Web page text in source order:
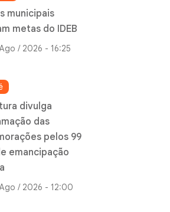
municipais
metas do IDEB
/ 2026 - 16:25
divulga
das
pelos 99
emancipação
/ 2026 - 12:00